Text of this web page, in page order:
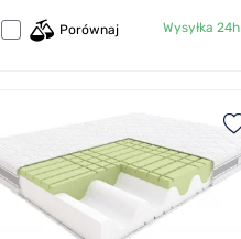
Porównaj Wysyłka 24h